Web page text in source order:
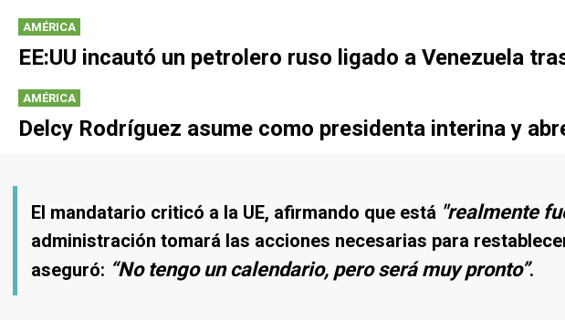
AMÉRICA
EE:UU incautó un petrolero ruso ligado a Venezuela
AMÉRICA
Delcy Rodríguez asume como presidenta interina y
El mandatario criticó a la UE, afirmando que está "realmente
administración tomará las acciones necesarias para
aseguró: “No tengo un calendario, pero será muy pronto”.